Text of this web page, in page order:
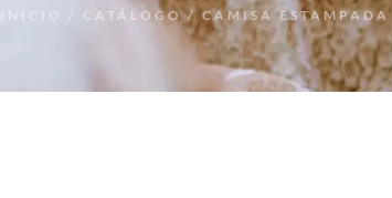
INICIO / CATÁLOGO / CAMISA ESTAMPADA